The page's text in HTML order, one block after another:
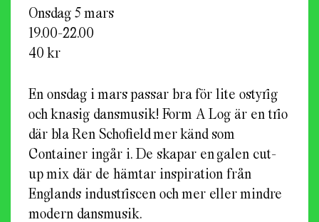
Onsdag 5 mars
19.00-22.00
40 kr
En onsdag i mars passar bra för lite ostyrig
och knasig dansmusik! Form A Log är en trio
där bla Ren Schofield mer känd som
Container ingår i. De skapar en galen cut-
up mix där de hämtar inspiration från
Englands industriscen och mer eller mindre
modern dansmusik.